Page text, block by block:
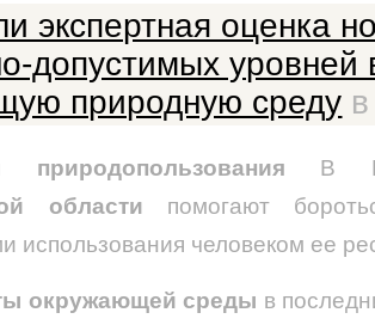
экспертная оценка
допустимых уровней
природную среду
природопользования В
области помогают
использования человеком ее
окружающей среды в